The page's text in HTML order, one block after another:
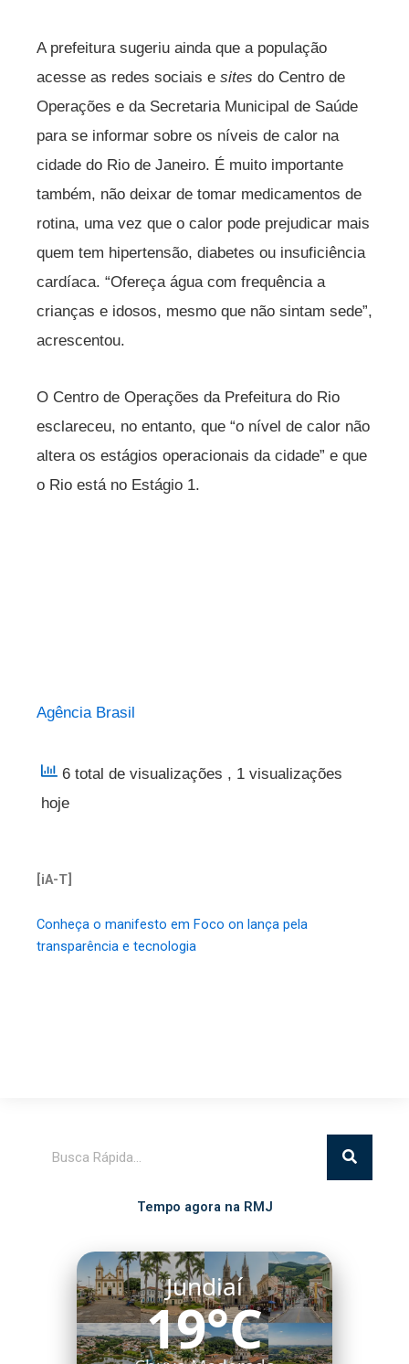
A prefeitura sugeriu ainda que a população
acesse as redes sociais e sites do Centro de
Operações e da Secretaria Municipal de Saúde
para se informar sobre os níveis de calor na
cidade do Rio de Janeiro. É muito importante
também, não deixar de tomar medicamentos de
rotina, uma vez que o calor pode prejudicar mais
quem tem hipertensão, diabetes ou insuficiência
cardíaca. “Ofereça água com frequência a
crianças e idosos, mesmo que não sintam sede”,
acrescentou.
O Centro de Operações da Prefeitura do Rio
esclareceu, no entanto, que “o nível de calor não
altera os estágios operacionais da cidade” e que
o Rio está no Estágio 1.
Agência Brasil
6 total de visualizações , 1 visualizações
hoje
[iA-T]
Conheça o manifesto em Foco on lança pela
transparência e tecnologia
Tempo agora na RMJ
Jundiaí
19°C